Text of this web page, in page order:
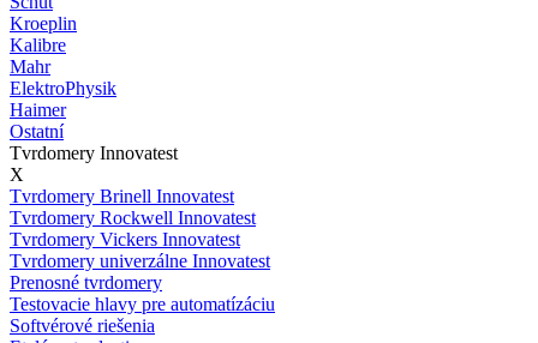
Kroeplin
Kalibre
Mahr
ElektroPhysik
Haimer
Ostatní
Tvrdomery Innovatest
X
Tvrdomery Brinell Innovatest
Tvrdomery Rockwell Innovatest
Tvrdomery Vickers Innovatest
Tvrdomery univerzálne Innovatest
Prenosné tvrdomery
Testovacie hlavy pre automatízáciu
Softvérové riešenia